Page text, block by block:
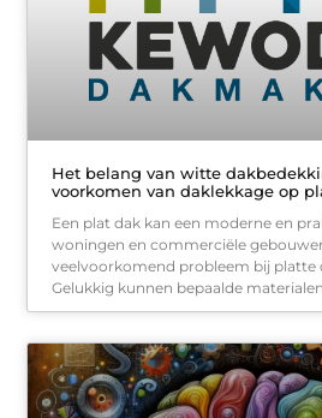
Het belang van witte
voorkomen van daklekkage op
Een plat dak kan een moderne en
woningen en commerciële
veelvoorkomend probleem bij platte
Gelukkig kunnen bepaalde